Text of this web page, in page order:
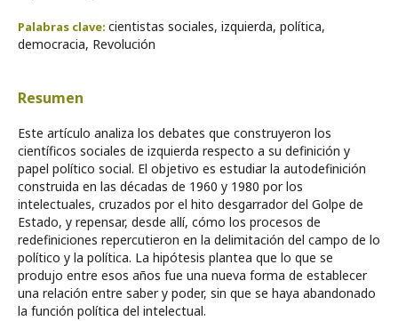
Palabras clave: cientistas sociales, izquierda, política,
democracia, Revolución
Resumen
Este artículo analiza los debates que construyeron los
científicos sociales de izquierda respecto a su definición y
papel político social. El objetivo es estudiar la autodefinición
construida en las décadas de 1960 y 1980 por los
intelectuales, cruzados por el hito desgarrador del Golpe de
Estado, y repensar, desde allí, cómo los procesos de
redefiniciones repercutieron en la delimitación del campo de lo
político y la política. La hipótesis plantea que lo que se
produjo entre esos años fue una nueva forma de establecer
una relación entre saber y poder, sin que se haya abandonado
la función política del intelectual.